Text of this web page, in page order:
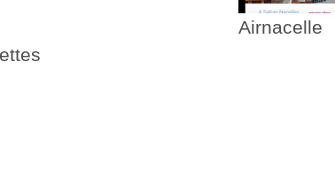
Airnacelle